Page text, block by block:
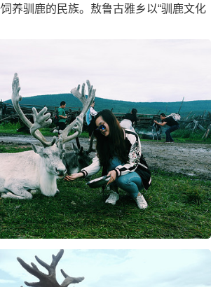
养驯鹿的民族。敖鲁古雅乡以“驯鹿文化